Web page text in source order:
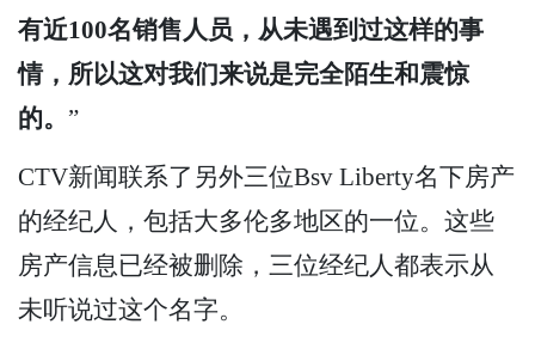
有近100名销售人员，从未遇到过这样的事
情，所以这对我们来说是完全陌生和震惊
的。 ”
CTV新闻联系了另外三位Bsv Liberty名下房产
的经纪人，包括大多伦多地区的一位。这些
房产信息已经被删除，三位经纪人都表示从
未听说过这个名字。